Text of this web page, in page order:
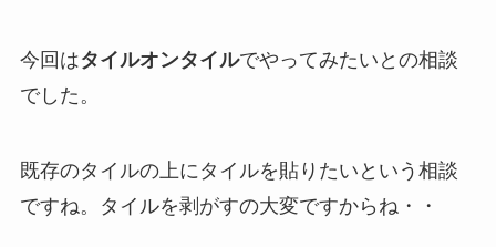
今回はタイルオンタイルでやってみたいとの相談
でした。
既存のタイルの上にタイルを貼りたいという相談
ですね。タイルを剥がすの大変ですからね・・